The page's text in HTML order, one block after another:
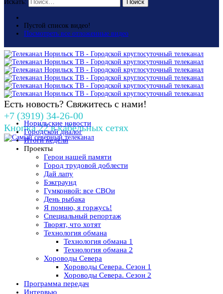
Искать: Поиск
Пустой список видео!
Посмотреть все отложенные видео
Есть новость? Свяжитесь с нами!
+7 (3919) 34-26-00
Кнопка 22 в кабельных сетях
Норильские новости
Городской диалог
Итоги недели
Проекты
Герои нашей памяти
Город трудовой доблести
Дай лапу
Бэкграунд
Гумконвой: все СВОи
День рыбака
Я помню, я горжусь!
Специальный репортаж
Творят, что хотят
Технология обмана
Технология обмана 1
Технология обмана 2
Хороводы Севера
Хороводы Севера. Сезон 1
Хороводы Севера. Сезон 2
Программа передач
Интервью